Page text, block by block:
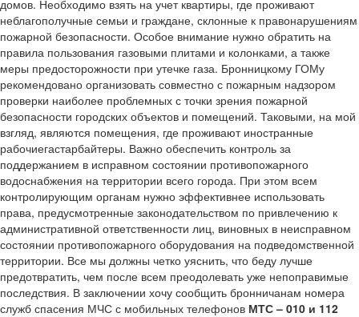
домов. Необходимо взять на учет квартиры, где проживают
неблагополучные семьи и граждане, склонные к правонарушениям
пожарной безопасности. Особое внимание нужно обратить на
правила пользования газовыми плитами и колонками, а также
меры предосторожности при утечке газа. Бронницкому ГОМу
рекомендовано организовать совместно с пожарным надзором
проверки наиболее проблемных с точки зрения пожарной
безопасности городских объектов и помещений. Таковыми, на мой
взгляд, являются помещения, где проживают иностранные
рабочиегастарбайтеры. Важно обеспечить контроль за
поддержанием в исправном состоянии противопожарного
водоснабжения на территории всего города. При этом всем
контролирующим органам нужно эффективнее использовать
права, предусмотренные законодательством по привлечению к
административной ответственности лиц, виновных в неисправном
состоянии противопожарного оборудования на подведомственной
территории. Все мы должны четко уяснить, что беду лучше
предотвратить, чем после всем преодолевать уже непоправимые
последствия. В заключении хочу сообщить бронничанам номера
служб спасения МЧС с мобильных телефонов МТС – 010 и 112